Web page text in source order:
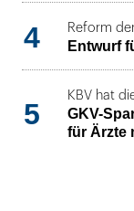
4 Reform
Entwurf
5
KBV hat
GKV-
für Ärzte